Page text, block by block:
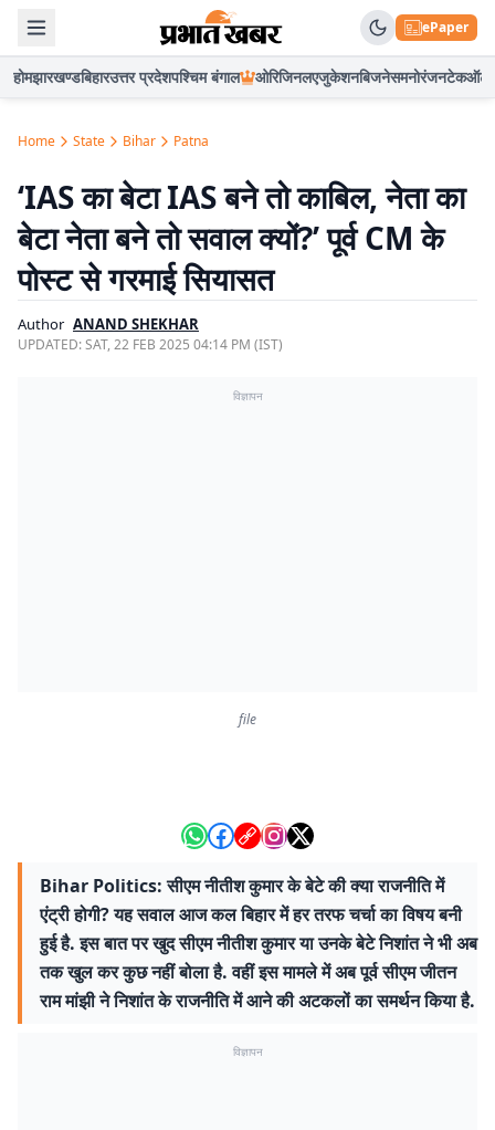
ePaper
होमझारखण्डबिहारउत्तर प्रदेशपश्चिम बंगाल ओरिजिनलएजुकेशनबिजनेसमनोरंजनटेकऑटो
Home State Bihar Patna
‘IAS का बेटा IAS बने तो काबिल, नेता का
बेटा नेता बने तो सवाल क्यों?’ पूर्व CM के
पोस्ट से गरमाई सियासत
Author ANAND SHEKHAR
UPDATED:SAT, 22 FEB 2025 04:14 PM (IST)
विज्ञापन
file
Bihar Politics: सीएम नीतीश कुमार के बेटे की क्या राजनीति में
एंट्री होगी? यह सवाल आज कल बिहार में हर तरफ चर्चा का विषय बनी
हुई है. इस बात पर खुद सीएम नीतीश कुमार या उनके बेटे निशांत ने भी अब
तक खुल कर कुछ नहीं बोला है. वहीं इस मामले में अब पूर्व सीएम जीतन
राम मांझी ने निशांत के राजनीति में आने की अटकलों का समर्थन किया है.
विज्ञापन